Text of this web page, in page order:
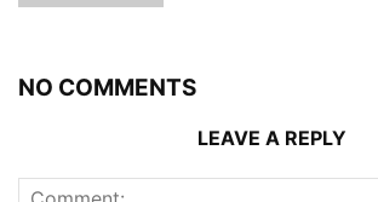
NO COMMENTS
LEAVE A REPLY